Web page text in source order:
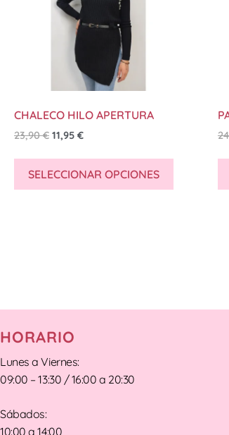
CHALECO HILO APERTURA
23,90€ 11,95 €
SELECCIONAR OPCIONES
HORARIO
Lunes a Viernes:
09:00 – 13:30 / 16:00 a 20:30
Sábados:
10:00 a 14:00